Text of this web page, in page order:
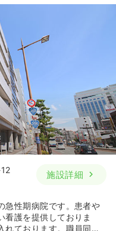
施設詳細
急性期病院です。患者や
看護を提供しておりま
れております。職員同士